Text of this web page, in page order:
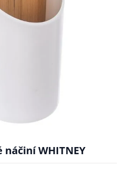
WHITNEY